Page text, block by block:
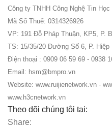
Công ty TNHH Công Nghệ Tin
Mã Số Thuế: 0314326926
VP: 191 Đỗ Pháp Thuận, KP5, P.
TS: 15/35/20 Đường Số 6, P. Hiệp
Điện thoại : 0909 06 59 69 - 0938
Email: hsm@bmpro.vn
Website: www.ruijienetwork.vn -
www.h3cnetwork.vn
Theo dõi chúng tôi tại:
Share: